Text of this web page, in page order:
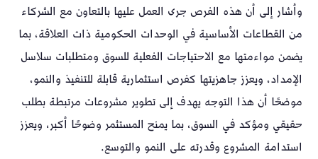
وأشار إلى أن هذه الفرص جرى العمل عليها بالتعاون مع الشركاء
من القطاعات الأساسية في الوحدات الحكومية ذات العلاقة، بما
يضمن مواءمتها مع الاحتياجات الفعلية للسوق ومتطلبات سلاسل
الإمداد، ويعزز جاهزيتها كفرص استثمارية قابلة للتنفيذ والنمو،
موضحًا أن هذا التوجه يهدف إلى تطوير مشروعات مرتبطة بطلب
حقيقي ومؤكد في السوق، بما يمنح المستثمر وضوحًا أكبر، ويعزز
استدامة المشروع وقدرته على النمو والتوسع.